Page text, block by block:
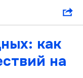
как
на